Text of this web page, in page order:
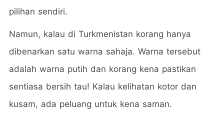
pilihan sendiri.
Namun, kalau di Turkmenistan korang hanya
dibenarkan satu warna sahaja. Warna tersebut
adalah warna putih dan korang kena pastikan
sentiasa bersih tau! Kalau kelihatan kotor dan
kusam, ada peluang untuk kena saman.